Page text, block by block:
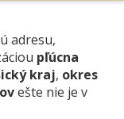
adresu,
pľúcna
kraj, okres
ešte nie je v